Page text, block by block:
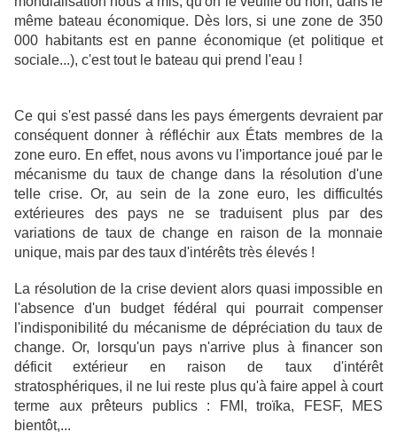
même bateau économique. Dès lors, si une zone de 350
000 habitants est en panne économique (et politique et
sociale...), c'est tout le bateau qui prend l'eau !
Ce qui s'est passé dans les pays émergents devraient par
conséquent donner à réfléchir aux États membres de la
zone euro. En effet, nous avons vu l'importance joué par le
mécanisme du taux de change dans la résolution d'une
telle crise. Or, au sein de la zone euro, les difficultés
extérieures des pays ne se traduisent plus par des
variations de taux de change en raison de la monnaie
unique, mais par des taux d'intérêts très élevés !
La résolution de la crise devient alors quasi impossible en
l'absence d'un budget fédéral qui pourrait compenser
l'indisponibilité du mécanisme de dépréciation du taux de
change. Or, lorsqu'un pays n'arrive plus à financer son
déficit extérieur en raison de taux d'intérêt
stratosphériques, il ne lui reste plus qu'à faire appel à court
terme aux prêteurs publics : FMI, troïka, FESF, MES
bientôt,...